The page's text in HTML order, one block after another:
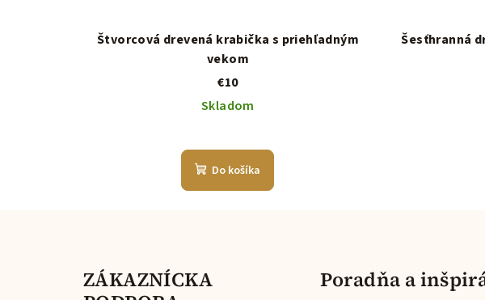
Štvorcová drevená krabička s priehľadným
vekom
€10
Skladom
Do košíka
Šesťhranná
ZÁKAZNÍCKA
Poradňa a